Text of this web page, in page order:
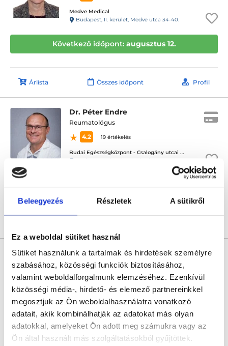
Beleegyezés Részletek A sütikről
Ez a weboldal sütiket használ
Sütiket használunk a tartalmak és hirdetések személyre
szabásához, közösségi funkciók biztosításához,
valamint weboldalforgalmunk elemzéséhez. Ezenkívül
közösségi média-, hirdető- és elemező partnereinkkel
megosztjuk az Ön weboldalhasználatra vonatkozó
adatait, akik kombinálhatják az adatokat más olyan
adatokkal, amelyeket Ön adott meg számukra vagy az
Ön által használt más szolgáltatásokból gyűjtöttek.
Medve Medical
Budapest, II. kerület, Medve utca 34-40.
Következő időpont: augusztus 12.
Árlista Összes időpont Profil
Dr. Péter Endre
Reumatológus
4.2
19 értékelés
Budai Egészségközpont - Csalogány utcai magánrendelők
Következő időpont:augusztus 17.
Dr. Imre Katalin
Reumatológus
2.0
1 értékelés
IQB Medical
Budapest, II. kerület, Törökvész út 87-91 3. emelet 220 (Rózsadomb center a posta mellett)
Következő időpont:augusztus 24.